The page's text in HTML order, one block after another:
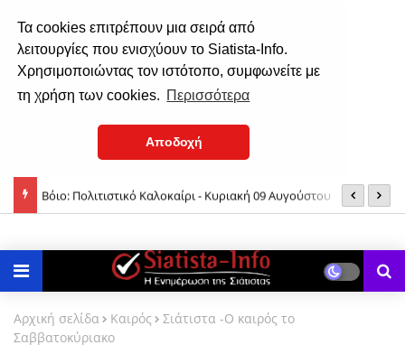
Τα cookies επιτρέπουν μια σειρά από
λειτουργίες που ενισχύουν το Siatista-Info.
Χρησιμοποιώντας τον ιστότοπο, συμφωνείτε με
τη χρήση των cookies. Περισσότερα
Αποδοχή
Βόιο: Πολιτιστικό Καλοκαίρι - Κυριακή 09 Αυγούστου
Αρχική σελίδα Καιρός
Σιάτιστα -Ο καιρός το
Σαββατοκύριακο